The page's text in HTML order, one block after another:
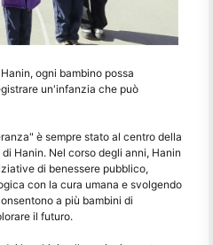
ogni bambino possa
un'infanzia che può
è sempre stato al centro della
Hanin. Nel corso degli anni, Hanin
di benessere pubblico,
con la cura umana e svolgendo
a più bambini di
il futuro.